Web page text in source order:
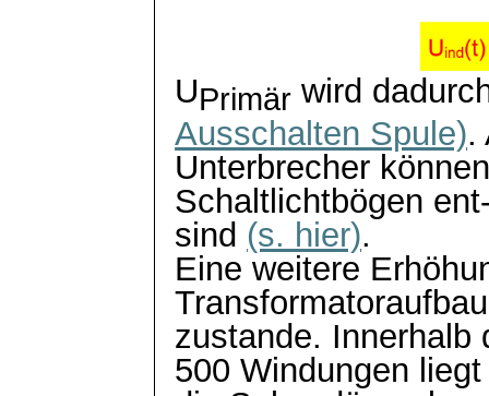
UPrimär wird
Ausschalten Spule).
Unterbrecher
Schaltlichtbögen ent
sind (s. hier).
Eine weitere
Transformatoraufbau
zustande. Innerhalb
500 Windungen liegt